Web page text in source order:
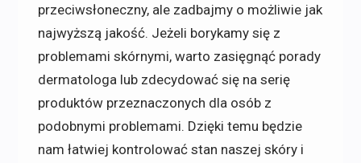
przeciwsłoneczny, ale zadbajmy o możliwie jak
najwyższą jakość. Jeżeli borykamy się z
problemami skórnymi, warto zasięgnąć porady
dermatologa lub zdecydować się na serię
produktów przeznaczonych dla osób z
podobnymi problemami. Dzięki temu będzie
nam łatwiej kontrolować stan naszej skóry i